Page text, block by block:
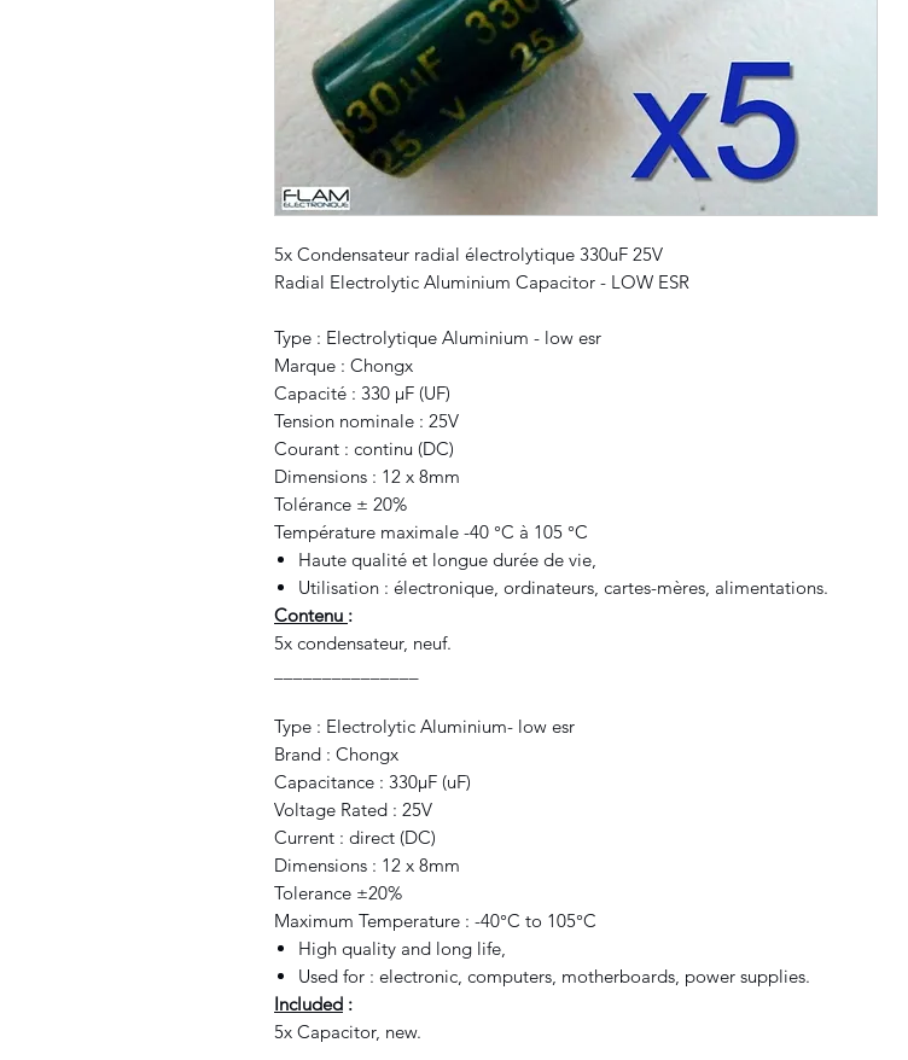
5x Condensateur radial électrolytique 330uF 25V
Radial Electrolytic Aluminium Capacitor - LOW ESR
Type : Electrolytique Aluminium - low esr
Marque : Chongx
Capacité : 330 μF (UF)
Tension nominale : 25V
Courant : continu (DC)
Dimensions : 12 x 8mm
Tolérance ± 20%
Température maximale -40 °C à 105 °C
Haute qualité et longue durée de vie,
Utilisation : électronique, ordinateurs, cartes-mères, alimentations.
Contenu :
5x condensateur, neuf.
Type : Electrolytic Aluminium- low esr
Brand : Chongx
Capacitance : 330μF (uF)
Voltage Rated : 25V
Current : direct (DC)
Dimensions : 12 x 8mm
Tolerance ±20%
Maximum Temperature : -40°C to 105°C
High quality and long life,
Used for : electronic, computers, motherboards, power supplies.
Included :
5x Capacitor, new.